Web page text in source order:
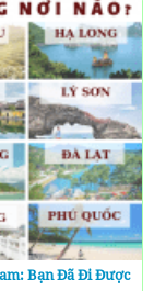
Bạn Đã Đi Được